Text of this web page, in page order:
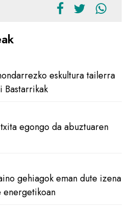
eskultura tailerra
Bastarrikak
egongo da abuztuaren
gehiagok eman dute izena
energetikoan